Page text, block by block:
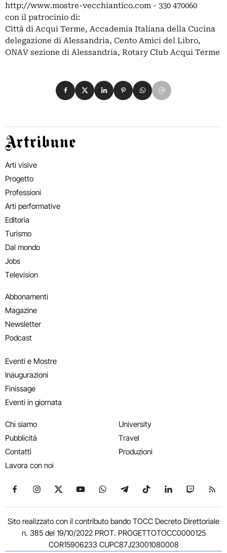
http://www.mostre-vecchiantico.com - 330 470060
con il patrocinio di:
Città di Acqui Terme, Accademia Italiana della Cucina
delegazione di Alessandria, Cento Amici del Libro,
ONAV sezione di Alessandria, Rotary Club Acqui Terme
Condividi su Facebook
Condividi su X
Condividi su LinkedIn
Condividi su Pinterest
Condividi su WhatsApp
Condividi su Email
Artribune
Arti visive
Progetto
Professioni
Arti performative
Editoria
Turismo
Dal mondo
Jobs
Television
Abbonamenti
Magazine
Newsletter
Podcast
Eventi e Mostre
Inaugurazioni
Finissage
Eventi in giornata
Chi siamo
Pubblicità
Contatti
Lavora con noi
University
Travel
Produzioni
Seguici su Facebook
Seguici su Instagram
Seguici su X
Seguici su YouTube
Seguici su WhatsApp
Seguici su Telegram
Seguici su TikTok
Seguici su
Seguici
Sito realizzato con il contributo bando TOCC Decreto Direttoriale
n. 385 del 19/10/2022 PROT. PROGETTOTOCC0000125
COR15906233 CUPC87J23001080008